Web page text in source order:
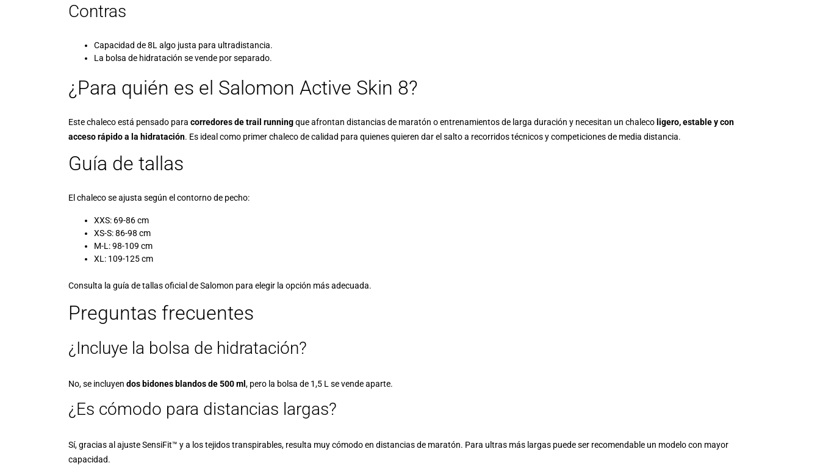
Contras
Capacidad de 8L algo justa para ultradistancia.
La bolsa de hidratación se vende por separado.
¿Para quién es el Salomon Active Skin 8?
Este chaleco está pensado para corredores de trail runningque afrontan distancias de maratón o entrenamientos de larga duración y necesitan un chaleco ligero, estable y con
acceso rápido a la hidratación. Es ideal como primer chaleco de calidad para quienes quieren dar el salto a recorridos técnicos y competiciones de media distancia.
Guía de tallas
El chaleco se ajusta según el contorno de pecho:
XXS: 69-86 cm
XS-S: 86-98 cm
M-L: 98-109 cm
XL: 109-125 cm
Consulta la guía de tallas oficial de Salomon para elegir la opción más adecuada.
Preguntas frecuentes
¿Incluye la bolsa de hidratación?
No, se incluyen dos bidones blandos de 500 ml , pero la bolsa de 1,5 L se vende aparte.
¿Es cómodo para distancias largas?
Sí, gracias al ajusteSensiFit™ y a los tejidos transpirables, resulta muy cómodo en distancias de maratón. Para ultras más largas puede ser recomendable un modelo con mayor
capacidad.